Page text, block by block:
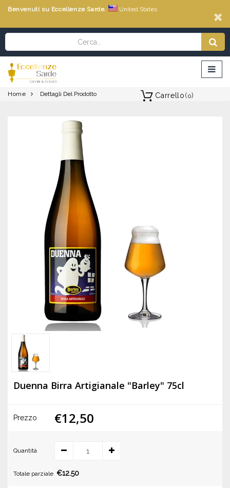
Benvenuti su Eccellenze Sarde. United States
Carrello(0)
Home Dettagli Del Prodotto
Duenna Birra Artigianale "Barley" 75cl
Prezzo €12,50
Quantità
Totale parziale €12.50